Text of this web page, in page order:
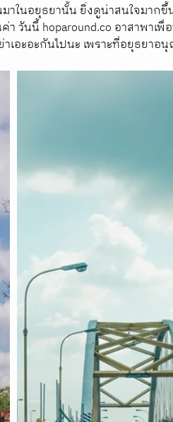
ในอยุธยานั้น ยิ่งดูน่าสนใจมากขึ้
วันนี้ hoparound.co อาสาพาเพื่
าเอะอะกันไปนะ เพราะที่อยุธยา